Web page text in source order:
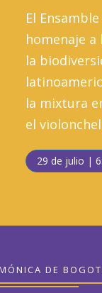
El
homenaje
la
la mixtura
el
29 de julio |
DE